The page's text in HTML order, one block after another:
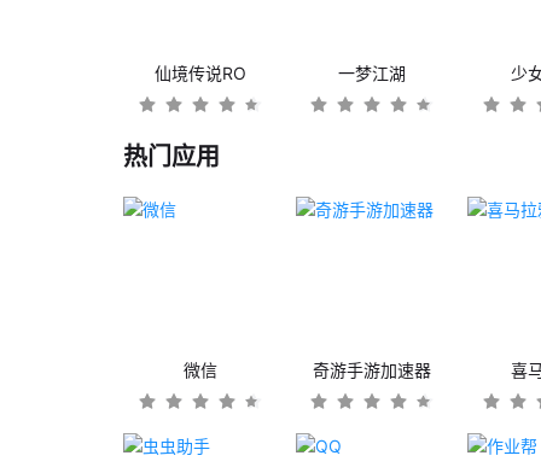
仙境传说RO 一梦江湖 少
热门应用
微信 奇游手游加速器 喜